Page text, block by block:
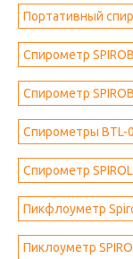
Портативный
Спирометр
Спирометр
Спирометры BTL-
Спирометр
Пикфлоуметр
Пиклоуметр